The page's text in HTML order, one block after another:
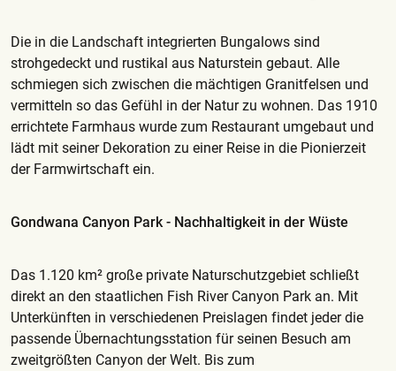
Die in die Landschaft integrierten Bungalows sind
strohgedeckt und rustikal aus Naturstein gebaut. Alle
schmiegen sich zwischen die mächtigen Granitfelsen und
vermitteln so das Gefühl in der Natur zu wohnen. Das 1910
errichtete Farmhaus wurde zum Restaurant umgebaut und
lädt mit seiner Dekoration zu einer Reise in die Pionierzeit
der Farmwirtschaft ein.
Gondwana Canyon Park - Nachhaltigkeit in der Wüste
Das 1.120 km² große private Naturschutzgebiet schließt
direkt an den staatlichen Fish River Canyon Park an. Mit
Unterkünften in verschiedenen Preislagen findet jeder die
passende Übernachtungsstation für seinen Besuch am
zweitgrößten Canyon der Welt. Bis zum